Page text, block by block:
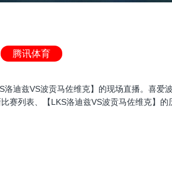
腾讯体育
迪兹VS波贡马佐维克】的现场直播。喜爱
赛列表、【LKS洛迪兹VS波贡马佐维克】